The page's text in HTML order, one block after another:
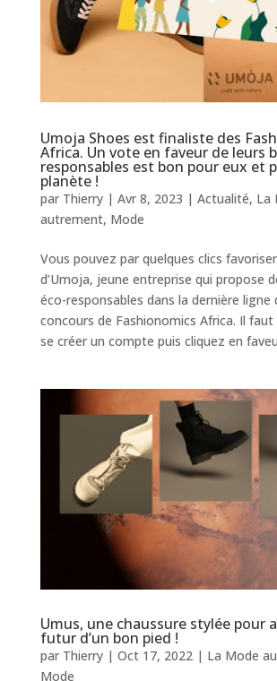
Umoja Shoes est finaliste des
Africa. Un vote en faveur de leurs
responsables est bon pour eux et
planète !
par Thierry| Avr 8, 2023 | Actualité, La
autrement, Mode
Vous pouvez par quelques clics
d’Umoja, jeune entreprise qui propose
éco-responsables dans la dernière ligne
concours de Fashionomics Africa. Il
se créer un compte puis cliquez en
Umus, une chaussure stylée pour
futur d’un bon pied !
par Thierry| Oct 17, 2022| La Mode
Mode